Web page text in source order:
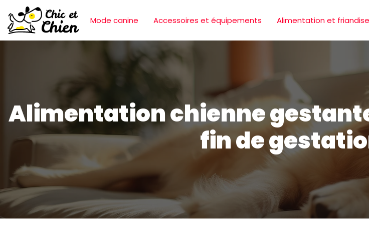
Mode canine Accessoires et équipements Alimentation et
Alimentation chienne
fin de